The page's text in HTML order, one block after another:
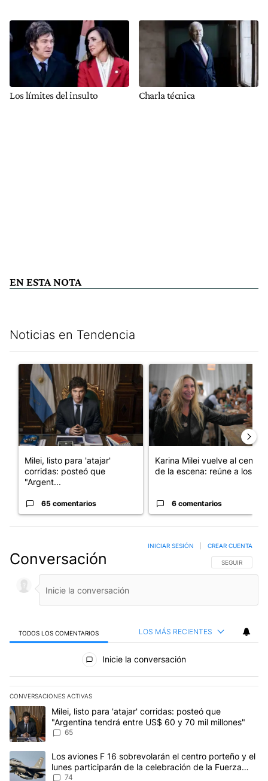
Los límites del insulto Charla técnica
EN ESTA NOTA
Noticias en Tendencia
Un artículo de tendencia con el título "Milei, listo para 'atajar'
Milei, listo para 'atajar'
corridas: posteó que
"Argent...
65 comentarios
Un artículo de tendencia
Karina Milei vuelve al centro
de la escena: reúne a los...
6 comentarios
Conversación SIGA ESTA
SEGUIR
INICIAR SESIÓN CREAR CUENTA
TODOS LOS COMENTARIOS LOS MÁS RECIENTES
Todos los comentarios
Inicie la conversación
CONVERSACIONES ACTIVAS
Este listado muestra los artículos con más comentarios en los
Un artículo de tendencia con el título "Milei, listo para 'atajar'
Milei, listo para 'atajar' corridas: posteó que
"Argentina tendrá entre US$ 60 y 70 mil millones"
65
Un artículo de tendencia con el título "Los aviones F 16
Los aviones F 16 sobrevolarán el centro porteño y el
lunes participarán de la celebración de la Fuerza
Aérea
74